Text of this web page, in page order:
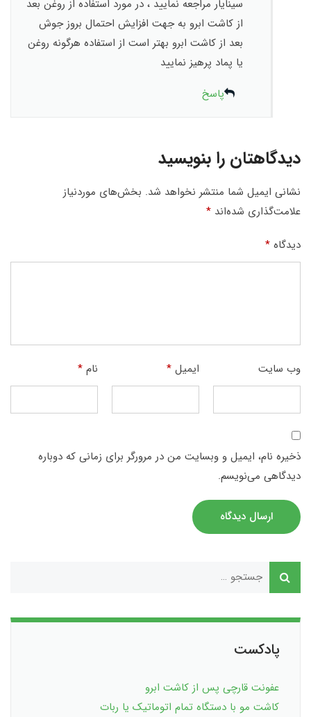
سینایار مراجعه نمایید ، در مورد استفاده از روغن بعد
از کاشت ابرو به جهت افزایش احتمال بروز جوش
بعد از کاشت ابرو بهتر است از استفاده هرگونه روغن
یا پماد پرهیز نمایید
پاسخ
دیدگاهتان را بنویسید
نشانی ایمیل شما منتشر نخواهد شد. بخش‌های موردنیاز
علامت‌گذاری شده‌اند *
دیدگاه *
نام* ایمیل* وب‌ سایت
ذخیره نام، ایمیل و وبسایت من در مرورگر برای زمانی که دوباره
دیدگاهی می‌نویسم.
ارسال دیدگاه
پادکست
عفونت قارچی پس از کاشت ابرو
کاشت مو با دستگاه تمام اتوماتیک یا ربات